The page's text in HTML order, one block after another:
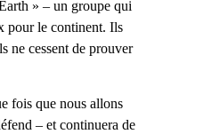
» – un groupe qui
pour le continent. Ils
ne cessent de prouver
fois que nous allons
– et continuera de